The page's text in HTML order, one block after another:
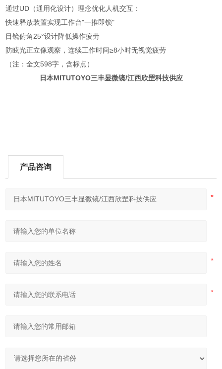
通过UD（通用化设计）理念优化人机交互：
快速释放装置实现工作台"一推即锁"
目镜俯角25°设计降低操作疲劳
防眩光正立像观察，连续工作时间≥8小时无视觉疲劳
（注：全文598字，含标点）
日本MITUTOYO三丰显微镜/江西欣罡科技供应
产品咨询